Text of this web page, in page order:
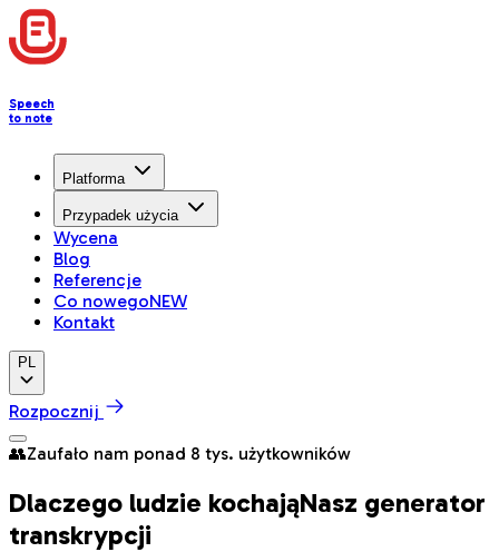
Speech
to note
Platforma
Przypadek użycia
Wycena
Blog
Referencje
Co nowegoNEW
Kontakt
PL
Rozpocznij
👥Zaufało nam ponad 8 tys. użytkowników
Dlaczego ludzie kochająNasz generator
transkrypcji